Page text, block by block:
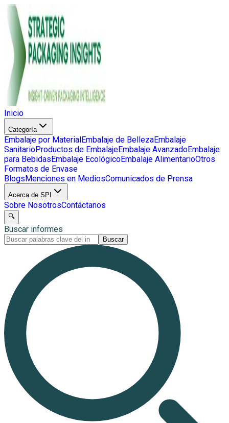
Inicio
Categoría
Embalaje por MaterialEmbalaje de BellezaEmbalaje
SanitarioProductos de EmbalajeEmbalaje AvanzadoEmbalaje
para BebidasEmbalaje EcológicoEmbalaje AlimentarioOtros
Formatos de Envase
BlogsMenciones en MediosComunicados de Prensa
Acerca de SPI
Sobre NosotrosContáctanos
🔍
Buscar informes
Buscar